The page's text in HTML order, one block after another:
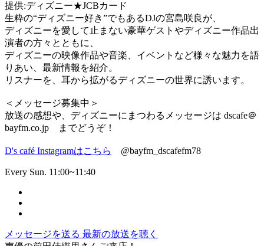
提供:ディズニー★JCBカード
生粋の“ディズニー好き”でもあるDJの宮島咲良が、
ディズニーを愛して止まない豪華ゲストやディズニー作品出
演者の方々とともに、
ディズニーの映像作品や音楽、イベントなど様々な魅力を語
りあい、最新情報を紹介。
リスナーを、耳から拡がるディズニーの世界に誘います。
＜メッセージ募集中＞
放送の感想や、ディズニーにまつわるメッセージは dscafe＠
bayfm.co.jp までどうぞ！
D's café Instagramはこちら @bayfm_dscafefm78
Every Sun. 11:00~11:40
メッセージを送る 最新の放送を聴く